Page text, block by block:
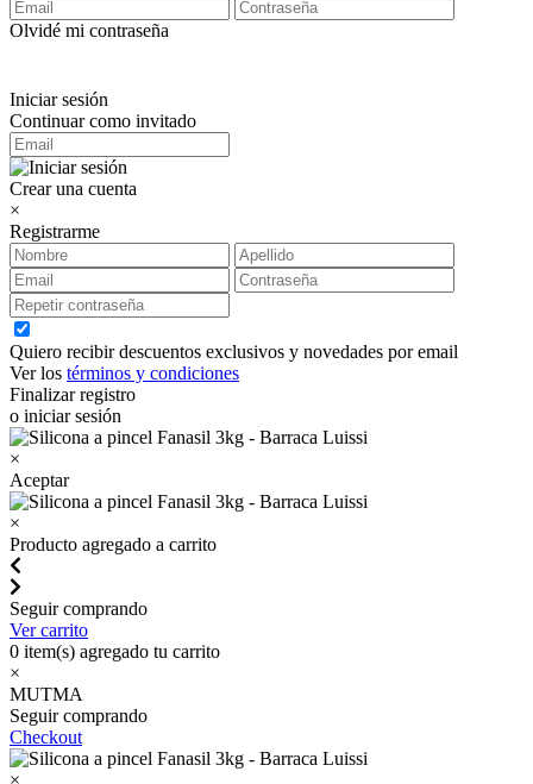
Olvidé mi contraseña
Iniciar sesión
Continuar como invitado
Crear una cuenta
×
Registrarme
Quiero recibir descuentos exclusivos y novedades por email
Ver los términos y condiciones
Finalizar registro
o iniciar sesión
×
Aceptar
×
Producto agregado a carrito
Seguir comprando
Ver carrito
0 item(s) agregado tu carrito
×
MUTMA
Seguir comprando
Checkout